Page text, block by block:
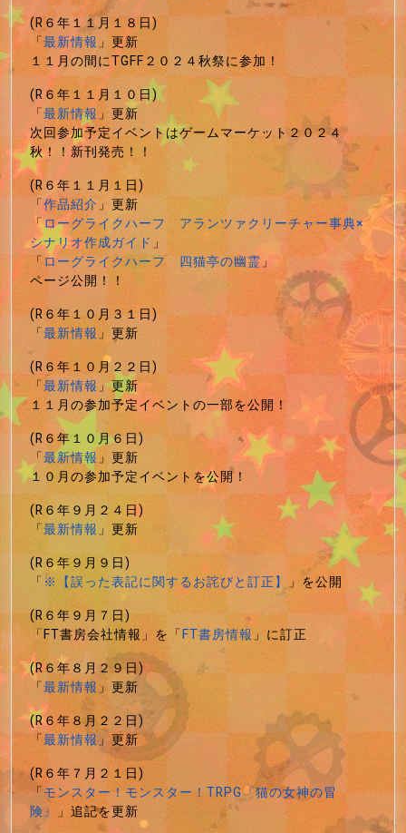
(R６年１１月１８日)
「最新情報」更新
１１月の間にTGFF２０２４秋祭に参加！
(R６年１１月１０日)
「最新情報」更新
次回参加予定イベントはゲームマーケット２０２４
秋！！新刊発売！！
(R６年１１月１日)
「作品紹介」更新
「ローグライクハーフ アランツァクリーチャー事典×
シナリオ作成ガイド」
「ローグライクハーフ 四猫亭の幽霊」
ページ公開！！
(R６年１０月３１日)
「最新情報」更新
(R６年１０月２２日)
「最新情報」更新
１１月の参加予定イベントの一部を公開！
(R６年１０月６日)
「最新情報」更新
１０月の参加予定イベントを公開！
(R６年９月２４日)
「最新情報」更新
(R６年９月９日)
「※【誤った表記に関するお詫びと訂正】 」を公開
(R６年９月７日)
「FT書房会社情報」を「FT書房情報」に訂正
(R６年８月２９日)
「最新情報」更新
(R６年８月２２日)
「最新情報」更新
(R６年７月２１日)
「モンスター！モンスター！TRPG『猫の女神の冒
険』 」追記を更新